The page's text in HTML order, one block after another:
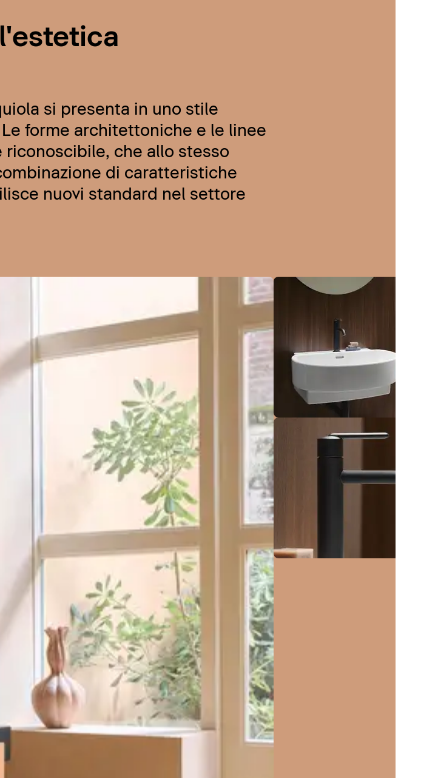
si presenta in uno stile
forme architettoniche e le linee
che allo stesso
di caratteristiche
nuovi standard nel settore